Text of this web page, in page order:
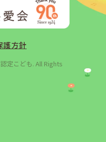
護方針
定こども. All Rights